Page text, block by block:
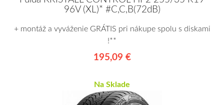
96V (XL)* #C,C,B(72dB)
+ montáž a vyváženie GRÁTIS pri nákupe spolu s diskami
!**
195,09 €
Na Sklade